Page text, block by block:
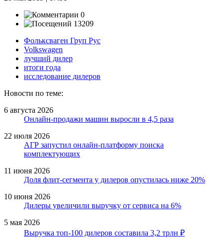
0
13209
Фольксваген Груп Рус
Volkswagen
лучший дилер
итоги года
исследование дилеров
Новости по теме:
6 августа 2026
Онлайн-продажи машин выросли в 4,5 раза
22 июля 2026
АГР запустил онлайн-платформу поиска
комплектующих
11 июня 2026
Доля флит-сегмента у дилеров опустилась ниже 20%
10 июня 2026
Дилеры увеличили выручку от сервиса на 6%
5 мая 2026
Выручка топ-100 дилеров составила 3,2 трлн ₽